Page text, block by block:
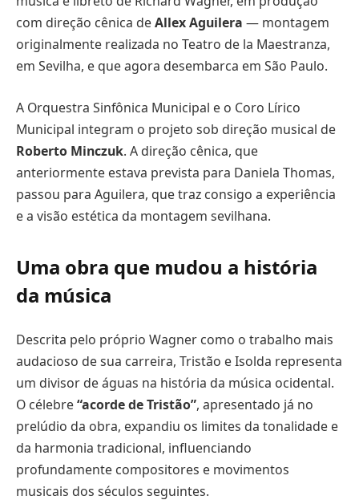
com direção cênica deAllex Aguilera — montagem
originalmente realizada no Teatro de la Maestranza,
em Sevilha, e que agora desembarca em São Paulo.
A Orquestra Sinfônica Municipal e o Coro Lírico
Municipal integram o projeto sob direção musical de
Roberto Minczuk. A direção cênica, que
anteriormente estava prevista para Daniela Thomas,
passou para Aguilera, que traz consigo a experiência
e a visão estética da montagem sevilhana.
Uma obra que mudou a história
da música
Descrita pelo próprio Wagner como o trabalho mais
audacioso de sua carreira, Tristão e Isolda representa
um divisor de águas na história da música ocidental.
O célebre“acorde de Tristão”, apresentado já no
prelúdio da obra, expandiu os limites da tonalidade e
da harmonia tradicional, influenciando
profundamente compositores e movimentos
musicais dos séculos seguintes.